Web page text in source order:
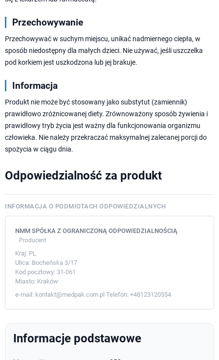
Przechowywanie
Przechowywać w suchym miejscu, unikać nadmiernego ciepła, w
sposób niedostępny dla małych dzieci. Nie używać, jeśli uszczelka
pod korkiem jest uszkodzona lub jej brakuje.
Informacja
Produkt nie może być stosowany jako substytut (zamiennik)
prawidłowo zróżnicowanej diety. Zrównoważony sposób żywienia i
prawidłowy tryb życia jest ważny dla funkcjonowania organizmu
człowieka. Nie należy przekraczać maksymalnej zalecanej porcji do
spożycia w ciągu dnia.
Odpowiedzialność za produkt
INFORMACJA O PODMIOTACH ODPOWIEDZIALNYCH
NMM SPÓŁKA Z OGRANICZONĄ ODPOWIEDZIALNOŚCIĄ
Producent
Kraj: PL
Ulica: Bocheńska 3/17
Kod pocztowy: 31-061
Miasto: Kraków
e-mail: kontakt@medpak.com.pl Telefon: +48123120554
Informacje podstawowe